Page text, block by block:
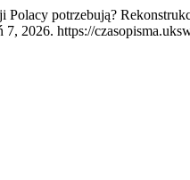
Polacy potrzebują?
2026. https://